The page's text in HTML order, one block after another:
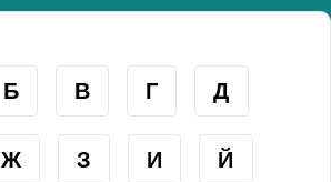
Б В Г Д
Ж З И Й